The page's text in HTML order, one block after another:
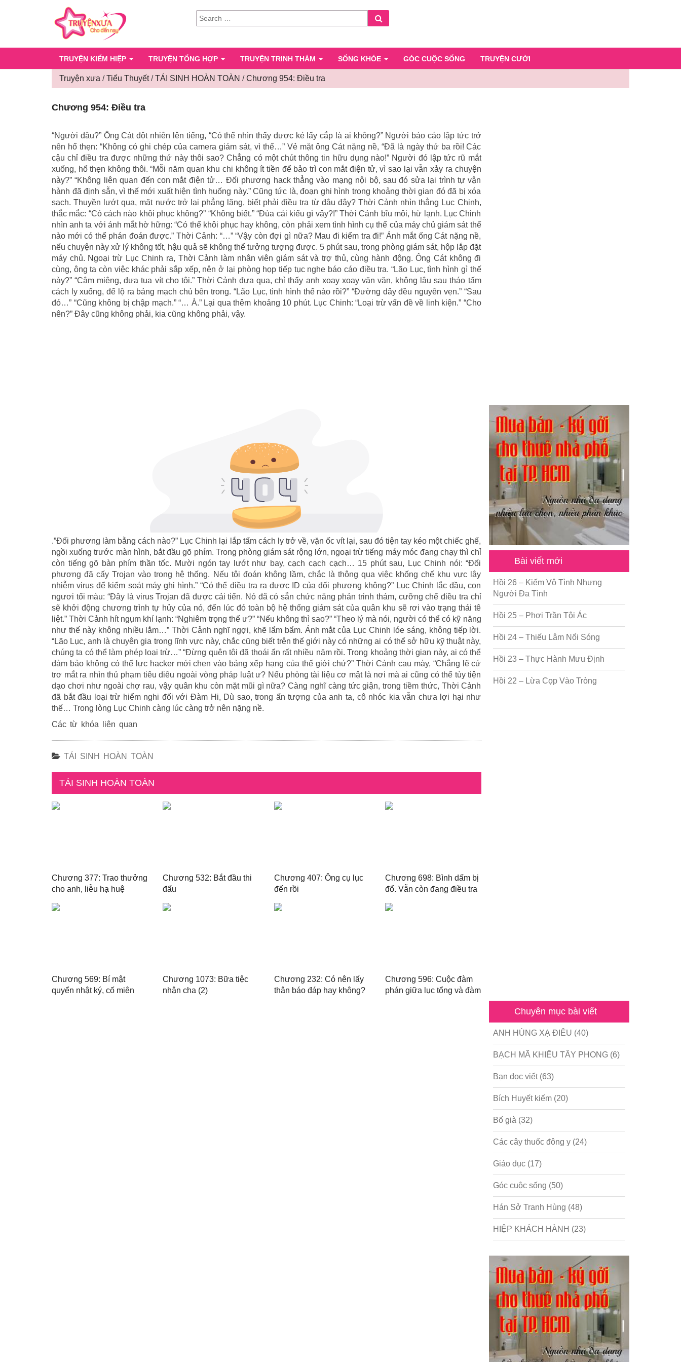
SEARCH
FOR:
TRUYỆN KIẾM HIỆP TRUYỆN TỔNG HỢP TRUYỆN TRINH THÁM SỐNG KHỎE GÓC CUỘC SỐNG TRUYỆN CƯỜI
Truyện xưa /Tiểu Thuyết/TÁI SINH HOÀN TOÀN /Chương 954: Điều tra
tra
Chương 954: Điều tra
“Người đâu?” Ông Cát đột nhiên lên tiếng, “Có thể nhìn thấy được kẻ lấy cắp là ai không?” Người báo cáo lập tức trở
nên hổ thẹn: “Không có ghi chép của camera giám sát, vì thế…” Vẻ mặt ông Cát nặng nề, “Đã là ngày thứ ba rồi! Các
cậu chỉ điều tra được những thứ này thôi sao? Chẳng có một chút thông tin hữu dụng nào!” Người đó lập tức rũ mắt
xuống, hổ thẹn không thôi. “Mỗi năm quan khu chi không ít tiền để bảo trì con mắt điện tử, vì sao lại vẫn xảy ra chuyện
này?” “Không liên quan đến con mắt điện tử… Đối phương hack thẳng vào mạng nội bộ, sau đó sửa lại trình tự vận
hành đã định sẵn, vì thế mới xuất hiện tình huống này.” Cũng tức là, đoạn ghi hình trong khoảng thời gian đó đã bị xóa
sạch. Thuyền lướt qua, mặt nước trở lại phẳng lặng, biết phải điều tra từ đâu đây? Thời Cảnh nhìn thẳng Lục Chinh,
thắc mắc: “Có cách nào khôi phục không?” “Không biết.” “Đùa cái kiểu gì vậy?!” Thời Cảnh bĩu môi, hừ lạnh. Lục Chinh
nhìn anh ta với ánh mắt hờ hững: “Có thể khôi phục hay không, còn phải xem tình hình cụ thể của máy chủ giám sát thế
nào mới có thể phán đoán được.” Thời Cảnh: “…” “Vậy còn đợi gì nữa? Mau đi kiểm tra đi!” Ánh mắt ống Cát nặng nề,
nếu chuyện này xử lý không tốt, hậu quả sẽ không thể tưởng tượng được. 5 phút sau, trong phòng giám sát, hộp lắp đặt
máy chủ. Ngoại trừ Lục Chinh ra, Thời Cảnh làm nhân viên giám sát và trợ thủ, cùng hành động. Ông Cát không đi
cùng, ông ta còn việc khác phải sắp xếp, nên ở lại phòng họp tiếp tục nghe báo cáo điều tra. “Lão Lục, tình hình gì thế
này?” “Câm miệng, đưa tua vít cho tôi.” Thời Cảnh đưa qua, chỉ thấy anh xoay xoay vặn vặn, không lâu sau tháo tấm
cách ly xuống, để lộ ra bảng mạch chủ bên trong. “Lão Lục, tình hình thế nào rồi?” “Đường dây đều nguyên vẹn.” “Sau
đó…” “Cũng không bị chập mạch.” “… À.” Lại qua thêm khoảng 10 phút. Lục Chinh: “Loại trừ vấn đề về linh kiện.” “Cho
nên?” Đây cũng không phải, kia cũng không phải, vậy.
.”Đối phương làm bằng cách nào?” Lục Chinh lại lắp tấm cách ly trở về, vặn ốc vít lại, sau đó tiện tay kéo một chiếc ghế,
ngồi xuống trước màn hình, bắt đầu gõ phím. Trong phòng giám sát rộng lớn, ngoại trừ tiếng máy móc đang chạy thì chỉ
còn tiếng gõ bàn phím thần tốc. Mười ngón tay lướt như bay, cạch cạch cạch… 15 phút sau, Lục Chinh nói: “Đối
phương đã cấy Trojan vào trong hệ thống. Nếu tôi đoán không lầm, chắc là thông qua việc khống chế khu vực lây
nhiễm virus để kiểm soát máy ghi hình.” “Có thể điều tra ra được ID của đối phương không?” Lục Chinh lắc đầu, con
ngươi tối màu: “Đây là virus Trojan đã được cải tiến. Nó đã có sẵn chức năng phản trinh thám, cưỡng chế điều tra chỉ
sẽ khởi động chương trình tự hủy của nó, đến lúc đó toàn bộ hệ thống giám sát của quân khu sẽ rơi vào trạng thái tê
liệt.” Thời Cảnh hít ngụm khí lạnh: “Nghiêm trọng thế ư?” “Nếu không thì sao?” “Theo lý mà nói, người có thể có kỹ năng
như thế này không nhiều lắm…” Thời Cảnh nghĩ ngợi, khẽ lẩm bẩm. Ánh mắt của Lục Chinh lóe sáng, không tiếp lời.
“Lão Lục, anh là chuyên gia trong lĩnh vực này, chắc cũng biết trên thế giới này có những ai có thể sở hữu kỹ thuật này,
chúng ta có thể làm phép loại trừ…” “Đừng quên tôi đã thoái ẩn rất nhiều năm rồi. Trong khoảng thời gian này, ai có thể
đảm bảo không có thể lực hacker mới chen vào bảng xếp hạng của thế giới chứ?” Thời Cảnh cau mày, “Chẳng lẽ cứ
trơ mắt ra nhìn thủ phạm tiêu diêu ngoài vòng pháp luật ư? Nếu phòng tài liệu cơ mật là nơi mà ai cũng có thể tùy tiện
dạo chơi như ngoài chợ rau, vậy quân khu còn mặt mũi gì nữa? Càng nghĩ càng tức giận, trong tiềm thức, Thời Cảnh
đã bắt đầu loại trừ hiểm nghi đối với Đàm Hi, Dù sao, trong ấn tượng của anh ta, cô nhóc kia vẫn chưa lợi hại như
thế… Trong lòng Lục Chinh càng lúc càng trở nên nặng nề.
Các từ khóa liên quan
TÁI SINH HOÀN TOÀN
TÁI SINH HOÀN TOÀN
Chương 377: Trao thưởng
cho anh, liễu hạ huệ
Chương 532: Bắt đầu thi
đấu
Chương 407: Ông cụ lục
đến rồi
Chương 698: Bình dấm bị
đổ. Vẫn còn đang điều tra
Chương 569: Bí mật
quyển nhật ký, cố miên
Chương 1073: Bữa tiệc
nhận cha (2)
Chương 232: Có nên lấy
thân báo đáp hay không?
Chương 596: Cuộc đàm
phán giữa lục tổng và đàm
Bài viết mới
Hồi 26 – Kiếm Vô Tình Nhưng
Người Đa Tình
Hồi 25 – Phơi Trần Tội Ác
Hồi 24 – Thiếu Lâm Nổi Sóng
Hồi 23 – Thực Hành Mưu Định
Hồi 22 – Lừa Cọp Vào Tròng
Chuyên mục bài viết
ANH HÙNG XẠ ĐIÊU (40)
BẠCH MÃ KHIẾU TÂY PHONG(6)
Bạn đọc viết(63)
Bích Huyết kiếm(20)
Bố già (32)
Các cây thuốc đông y(24)
Giáo dục(17)
Góc cuộc sống (50)
Hán Sở Tranh Hùng (48)
HIỆP KHÁCH HÀNH (23)
Kinh tế(1)
Kỹ năng(18)
Liên Thành quyết(13)
LỘC ĐỈNH KÝ (52)
Nước ngoài(5)